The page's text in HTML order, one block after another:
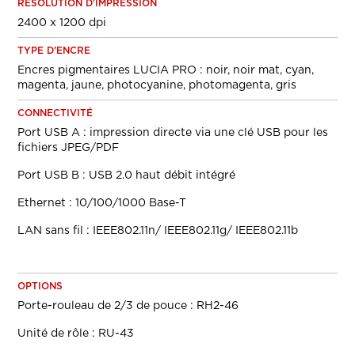
RÉSOLUTION D'IMPRESSION
2400 x 1200 dpi
TYPE D'ENCRE
Encres pigmentaires LUCIA PRO : noir, noir mat, cyan,
magenta, jaune, photocyanine, photomagenta, gris
CONNECTIVITÉ
Port USB A : impression directe via une clé USB pour les
fichiers JPEG/PDF
Port USB B : USB 2.0 haut débit intégré
Ethernet : 10/100/1000 Base-T
LAN sans fil : IEEE802.11n/ IEEE802.11g/ IEEE802.11b
OPTIONS
Porte-rouleau de 2/3 de pouce : RH2-46
Unité de rôle : RU-43